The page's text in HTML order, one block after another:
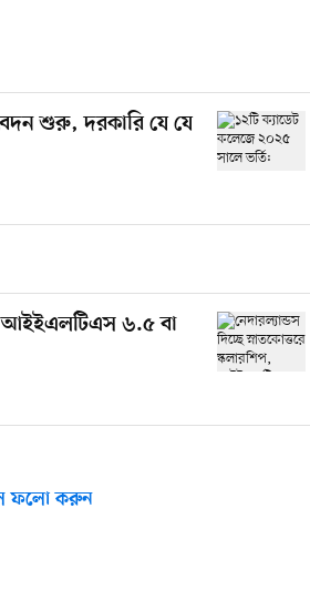
শুরু, দরকারি যে যে
আইইএলটিএস ৬.৫ বা
ফলো করুন